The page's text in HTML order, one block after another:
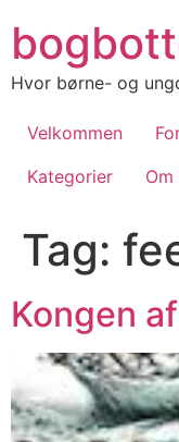
indhold
Hvor børne- og
Velkommen
Kategorier
Tag:
Kongen